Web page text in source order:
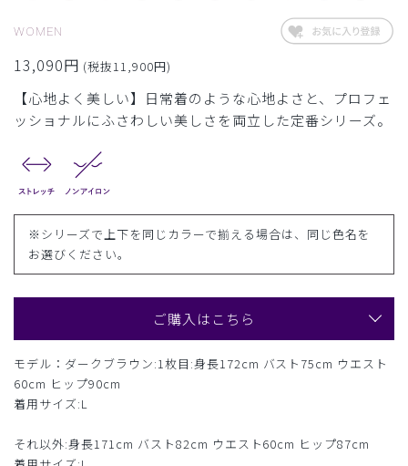
WOMEN
13,090円 (税抜11,900円)
【心地よく美しい】日常着のような心地よさと、プロフェ
ッショナルにふさわしい美しさを両立した定番シリーズ。
※シリーズで上下を同じカラーで揃える場合は、同じ色名を
お選びください。
ご購入はこちら
モデル：ダークブラウン:1枚目:身長172cm バスト75cm ウエスト
60cm ヒップ90cm
着用サイズ:L
それ以外:身長171cm バスト82cm ウエスト60cm ヒップ87cm